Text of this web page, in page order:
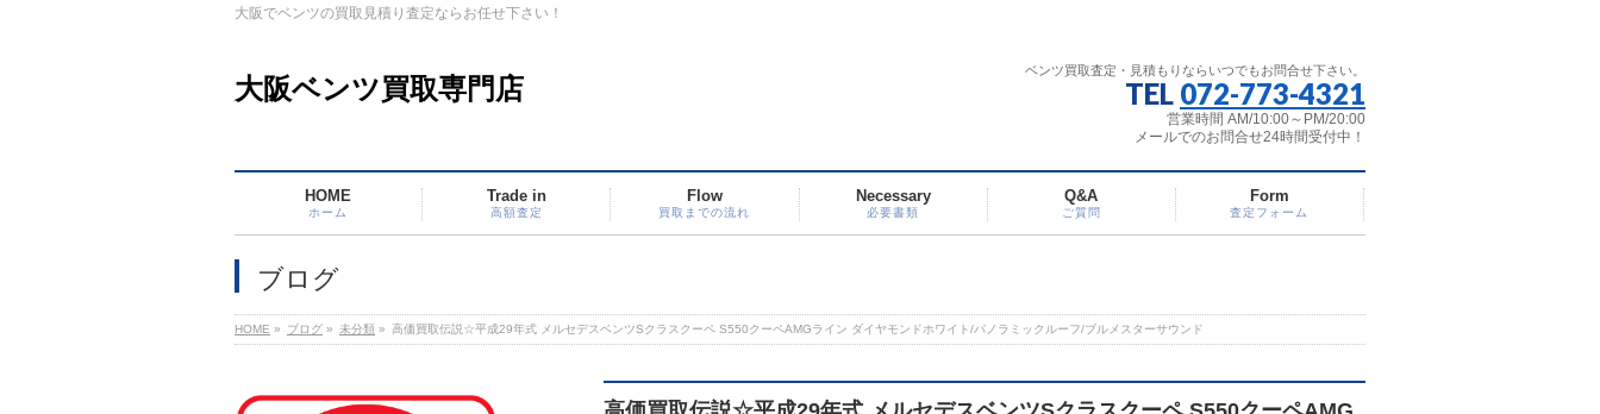
大阪でベンツの買取見積り査定ならお任せ下さい！
大阪ベンツ買取専門店
ベンツ買取査定・見積もりならいつでもお問合せ下さい。
TEL 072-773-4321
営業時間 AM/10:00～PM/20:00
メールでのお問合せ24時間受付中！
HOME
ホーム
Trade in
高額査定
Flow
買取までの流れ
Necessary
必要書類
Q&A
ご質問
Form
査定フォーム
ブログ
HOME » ブログ » 未分類 » 高価買取伝説☆平成29年式 メルセデスベンツSクラスクーペ S550クーペAMGライン ダイヤモンドホワイト/パノラミックルーフ/ブルメスターサウンド